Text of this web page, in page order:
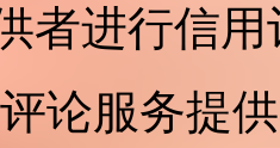
者进行信用
论服务提